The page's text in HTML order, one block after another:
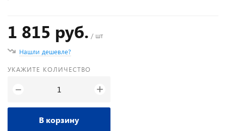
1 815 руб. / шт
Нашли дешевле?
УКАЖИТЕ КОЛИЧЕСТВО
− +
В корзину